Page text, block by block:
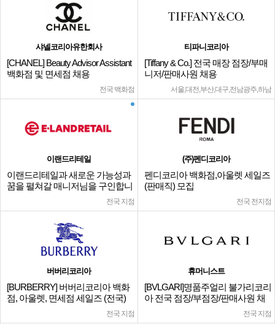
샤넬코리아유한회사
[CHANEL] Beauty Advisor Assistant
백화점 및 면세점 채용
전국 백화점
티파니코리아
[Tiffany & Co.] 전국 매장 점장/부매
니저/판매사원 채용
서울,대전,부산,대구,전남광주,하남
이랜드리테일
이랜드리테일과 새로운 가능성과
꿈을 펼쳐갈 매니저님을 구인합니
전국 지점
(주)펜디코리아
펜디코리아 백화점,아울렛 세일즈
(판매직) 모집
전국 전지점
버버리코리아
[BURBERRY] 버버리코리아 백화
점, 아울렛, 면세점 세일즈 (전국)
전국 지점
휴머니스트
[BVLGARI]명품주얼리 불가리코리
아 전국 점장/부점장/판매사원 채
전국 지점